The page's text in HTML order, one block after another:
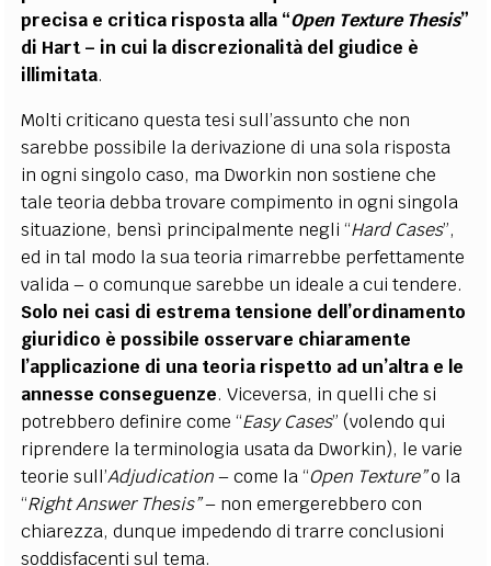
precisa e critica risposta alla “Open Texture Thesis”
di Hart – in cui la discrezionalità del giudice è
illimitata.
Molti criticano questa tesi sull’assunto che non
sarebbe possibile la derivazione di una sola risposta
in ogni singolo caso, ma Dworkin non sostiene che
tale teoria debba trovare compimento in ogni singola
situazione, bensì principalmente negli “Hard Cases”,
ed in tal modo la sua teoria rimarrebbe perfettamente
valida – o comunque sarebbe un ideale a cui tendere.
Solo nei casi di estrema tensione dell’ordinamento
giuridico è possibile osservare chiaramente
l’applicazione di una teoria rispetto ad un’altra e le
annesse conseguenze. Viceversa, in quelli che si
potrebbero definire come “Easy Cases” (volendo qui
riprendere la terminologia usata da Dworkin), le varie
teorie sull’Adjudication– come la “Open Texture”o la
“Right Answer Thesis”– non emergerebbero con
chiarezza, dunque impedendo di trarre conclusioni
soddisfacenti sul tema.